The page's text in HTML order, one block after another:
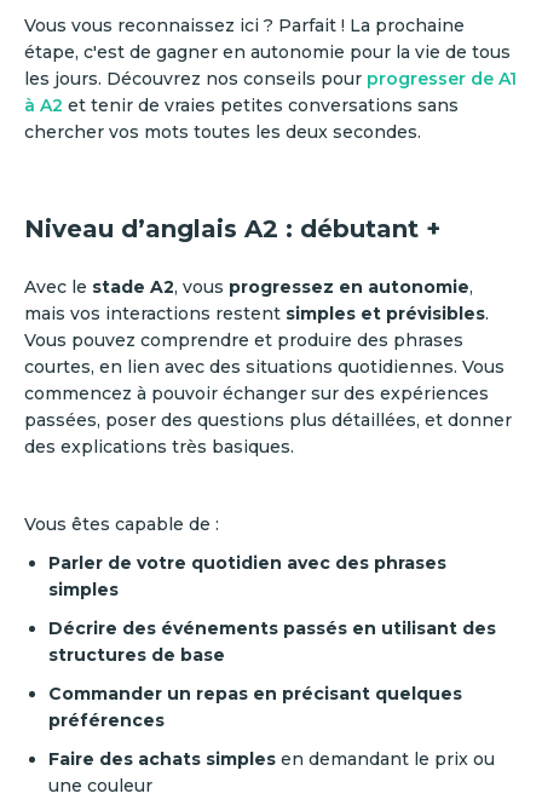
Vous vous reconnaissez ici ? Parfait ! La prochaine
étape, c'est de gagner en autonomie pour la vie de tous
les jours. Découvrez nos conseils pour progresser de A1
à A2 et tenir de vraies petites conversations sans
chercher vos mots toutes les deux secondes.
Niveau d’anglais A2 : débutant +
Avec le stade A2, vous progressez en autonomie,
mais vos interactions restent simples et prévisibles.
Vous pouvez comprendre et produire des phrases
courtes, en lien avec des situations quotidiennes. Vous
commencez à pouvoir échanger sur des expériences
passées, poser des questions plus détaillées, et donner
des explications très basiques.
Vous êtes capable de :
Parler de votre quotidien avec des phrases
simples
Décrire des événements passés en utilisant des
structures de base
Commander un repas en précisant quelques
préférences
Faire des achats simples en demandant le prix ou
une couleur